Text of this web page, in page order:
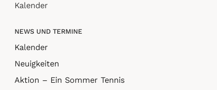
Kalender
NEWS UND TERMINE
Kalender
Neuigkeiten
Aktion – Ein Sommer Tennis